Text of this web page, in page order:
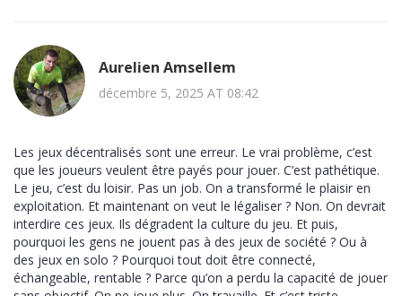
Aurelien Amsellem
décembre 5, 2025 AT 08:42
Les jeux décentralisés sont une erreur. Le vrai problème, c’est
que les joueurs veulent être payés pour jouer. C’est pathétique.
Le jeu, c’est du loisir. Pas un job. On a transformé le plaisir en
exploitation. Et maintenant on veut le légaliser ? Non. On devrait
interdire ces jeux. Ils dégradent la culture du jeu. Et puis,
pourquoi les gens ne jouent pas à des jeux de société ? Ou à
des jeux en solo ? Pourquoi tout doit être connecté,
échangeable, rentable ? Parce qu’on a perdu la capacité de jouer